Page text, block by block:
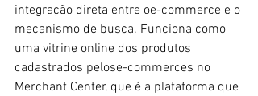
integração direta entre oe-commerce e o
mecanismo de busca. Funciona como
uma vitrine online dos produtos
cadastrados pelose-commerces no
Merchant Center, que é a plataforma que